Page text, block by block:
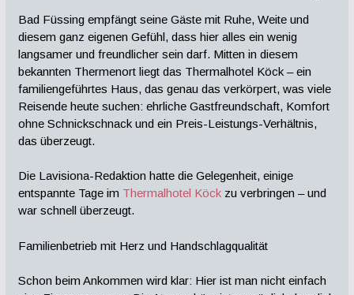
Bad Füssing empfängt seine Gäste mit Ruhe, Weite und
diesem ganz eigenen Gefühl, dass hier alles ein wenig
langsamer und freundlicher sein darf. Mitten in diesem
bekannten Thermenort liegt das Thermalhotel Köck – ein
familiengeführtes Haus, das genau das verkörpert, was viele
Reisende heute suchen: ehrliche Gastfreundschaft, Komfort
ohne Schnickschnack und ein Preis-Leistungs-Verhältnis,
das überzeugt.
Die Lavisiona-Redaktion hatte die Gelegenheit, einige
entspannte Tage im Thermalhotel Köckzu verbringen – und
war schnell überzeugt.
Familienbetrieb mit Herz und Handschlagqualität
Schon beim Ankommen wird klar: Hier ist man nicht einfach